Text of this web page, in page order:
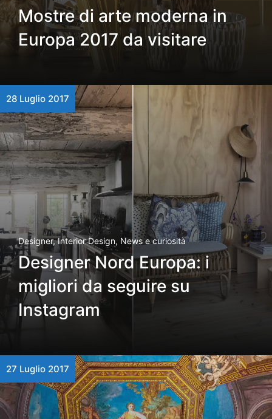
Mostre di arte moderna in
Europa 2017 da visitare
28 Luglio 2017
Designer,Interior Design, News e curiosità
Designer Nord Europa: i
migliori da seguire su
Instagram
27 Luglio 2017